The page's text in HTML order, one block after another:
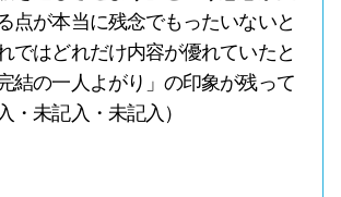
点が本当に残念でもったいないと
ではどれだけ内容が優れていたと
結の一人よがり」の印象が残って
・未記入・未記入）